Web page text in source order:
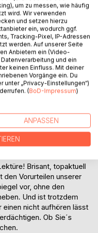
Behutsam durchleuchten
auf verschiedene
Ihre beste Freundin.
Motiv, die junge
mit dem Anschlag am
passiert ist?
Ermittlerin Rebecca
auch durch eigene
überführen?
in Angst zu
eine Rolle spielt? Ein
Brisant, topaktuell
den Vorurteilen unserer
vor, ohne den
Und ist trotzdem
einen nicht aufhören lässt
Ob Sie´s
um zu messen, wie häufig
wird. Wir verwenden
und setzen hierzu
ein, wodurch ggf.
Tracking-Pixel, IP-Adressen
werden. Auf unserer Seite
Anbietern ein (Video-
und ein
keinen Einfluss. Mit deiner
Vorgänge ein. Du
unter „Privacy-Einstellungen“)
(BoD-Impressum)
ANPASSEN